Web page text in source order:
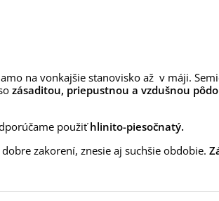
na vonkajšie stanovisko až v máji.
zásaditou, priepustnou a vzdušnou
použiťhlinito-piesočnatý.
dobre zakorení, znesie aj suchšie obdobie.